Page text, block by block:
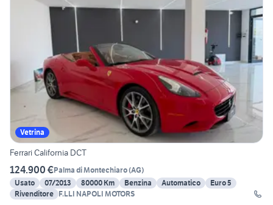
Vetrina
Ferrari California DCT
124.900 €Palma di Montechiaro(AG)
Usato
07/2013 80000 Km Benzina Automatico
Euro 5
Rivenditore F.LLI NAPOLI MOTORS